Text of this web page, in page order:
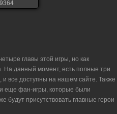
главы этой игры, но как
На данный момент, есть полные три
и все доступны на нашем сайте. Также
и еще фан-игры, которые были
будут присутствовать главные герои